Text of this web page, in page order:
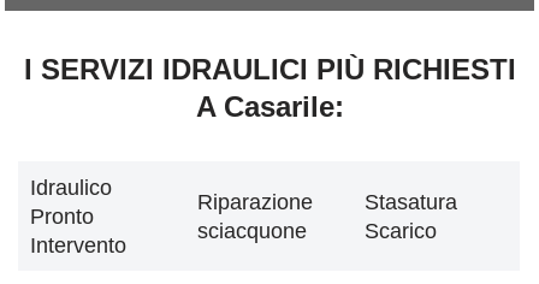
I SERVIZI IDRAULICI PIÙ RICHIESTI
A Casarile:
Idraulico
Pronto
Intervento
Riparazione
sciacquone
Stasatura
Scarico